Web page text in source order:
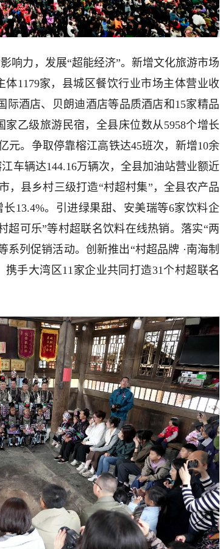
响力，发展“超能经济”。新增文化旅游市场
体1179家，县城区餐饮行业市场主体营业收
际酒店、贝朗迪酒店等品质酒店和15家精品
乙级旅游民宿，全县床位数从5958个增长
元。争取停靠榕江高铁达45班次，新增10余
车辆达144.16万辆次，全县加油站营业额近
，县乡村三级打造“村超村集”，全县农产品
13.4%。引进绿果甜、安美瑞等6家饮料企
超可乐”等村超联名饮料在线热销。落实“两
列促销活动。创新推出“村超品牌 ·南海制
携手大湾区11家企业共同打造31个村超联名